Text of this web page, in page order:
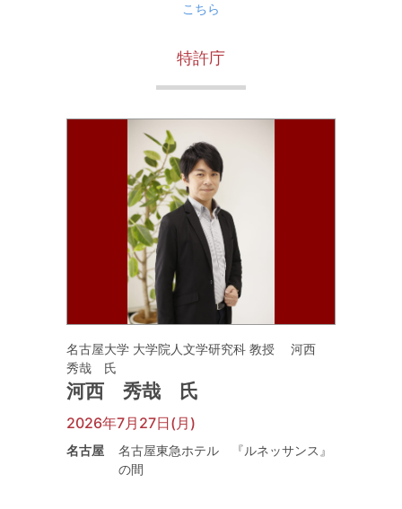
こちら
特許庁
名古屋大学 大学院人文学研究科 教授 河西
秀哉 氏
河西 秀哉 氏
2026年7月27日(月)
名古屋
名古屋東急ホテル 『ルネッサンス』
の間